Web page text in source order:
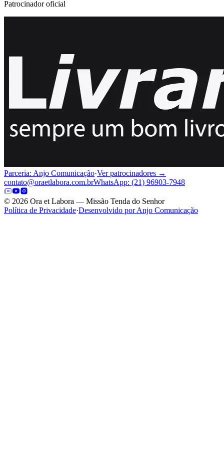
Patrocinador oficial
Parceria: Anjo Comunicação·Ver patrocinadores →
contato@oraetlabora.com.brWhatsApp: (21) 96903-7948
© 2026 Ora et Labora — Missão Tenda do Senhor
Política de Privacidade·Desenvolvido por Anjo Comunicação